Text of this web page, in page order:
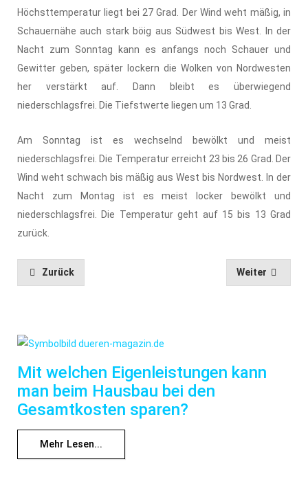
Höchsttemperatur liegt bei 27 Grad. Der Wind weht mäßig, in
Schauernähe auch stark böig aus Südwest bis West. In der
Nacht zum Sonntag kann es anfangs noch Schauer und
Gewitter geben, später lockern die Wolken von Nordwesten
her verstärkt auf. Dann bleibt es überwiegend
niederschlagsfrei. Die Tiefstwerte liegen um 13 Grad.
Am Sonntag ist es wechselnd bewölkt und meist
niederschlagsfrei. Die Temperatur erreicht 23 bis 26 Grad. Der
Wind weht schwach bis mäßig aus West bis Nordwest. In der
Nacht zum Montag ist es meist locker bewölkt und
niederschlagsfrei. Die Temperatur geht auf 15 bis 13 Grad
zurück.
Zurück Weiter
Mit welchen Eigenleistungen kann
man beim Hausbau bei den
Gesamtkosten sparen?
Mehr Lesen...